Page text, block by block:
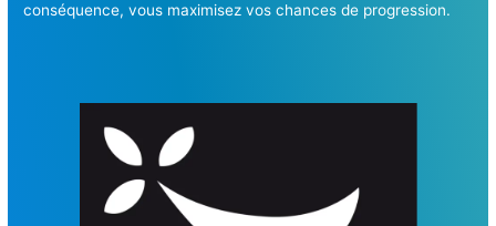
conséquence, vous maximisez vos chances de progression.